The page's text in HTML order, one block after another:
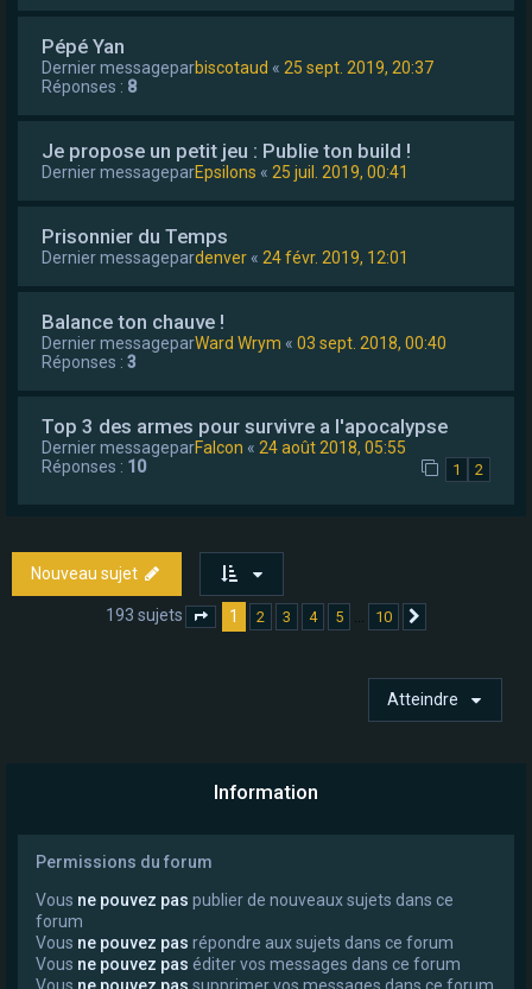
Pépé Yan
Dernier messageparbiscotaud « 25 sept. 2019, 20:37
Réponses : 8
Je propose un petit jeu : Publie ton build !
Dernier messageparEpsilons « 25 juil. 2019, 00:41
Prisonnier du Temps
Dernier messagepardenver « 24 févr. 2019, 12:01
Balance ton chauve !
Dernier messageparWard Wrym « 03 sept. 2018, 00:40
Réponses : 3
Top 3 des armes pour survivre a l'apocalypse
Dernier messageparFalcon « 24 août 2018, 05:55
Réponses : 10 1 2
Nouveau sujet
193 sujets Page sur10
1 2 3 4 5 … 10
Atteindre
Information
Permissions du forum
Vous ne pouvez pas publier de nouveaux sujets dans ce
forum
Vous ne pouvez pas répondre aux sujets dans ce forum
Vous ne pouvez pas éditer vos messages dans ce forum
Vous ne pouvez pas supprimer vos messages dans ce forum